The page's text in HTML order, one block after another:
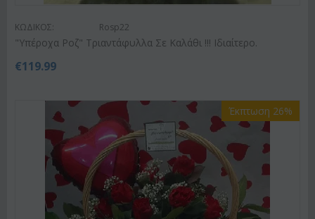
ΚΩΔΙΚΟΣ: Rosp22
"Υπέροχα Ροζ" Τριαντάφυλλα Σε Καλάθι !!! Ιδιαίτερο.
€119.99
Έκπτωση 26%